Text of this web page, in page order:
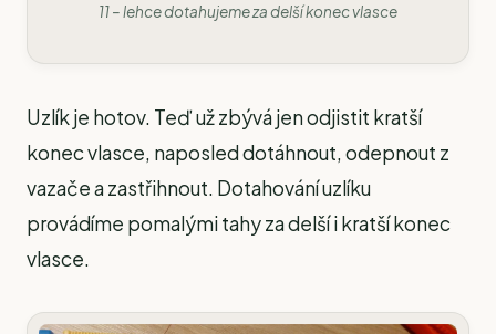
11 – lehce dotahujeme za delší konec vlasce
Uzlík je hotov. Teď už zbývá jen odjistit kratší
konec vlasce, naposled dotáhnout, odepnout z
vazače a zastřihnout. Dotahování uzlíku
provádíme pomalými tahy za delší i kratší konec
vlasce.